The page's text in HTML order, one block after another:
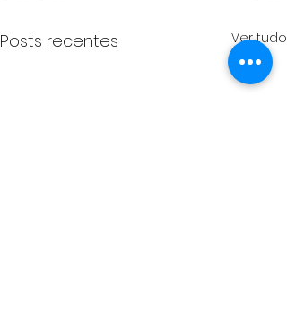
Posts recentes Ver tudo